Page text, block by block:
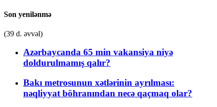
Son yenilənmə
(39 d. əvvəl)
Azərbaycanda 65 min vakansiya niyə
doldurulmamış qalır?
Bakı metrosunun xətlərinin ayrılması:
nəqliyyat böhranından necə qaçmaq olar?